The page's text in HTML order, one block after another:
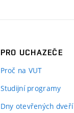
PRO UCHAZEČE
Proč na VUT
Studijní programy
Dny otevřených dveří